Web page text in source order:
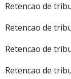
Retencao de
Retencao de
Retencao de
Retencao de